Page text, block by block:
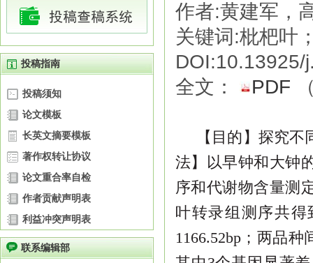
投稿指南
投稿须知
论文模板
长英文摘要模板
著作权转让协议
论文重合率自检
作者贡献声明表
利益冲突声明表
联系编辑部
作者:黄建军，
关键词:枇杷叶
DOI:10.13925/
全文：
PDF
【目的】 探究不
法】 以早钟和大钟
序和代谢物含量测
叶转录组测序共得
1166.52bp ；两品种